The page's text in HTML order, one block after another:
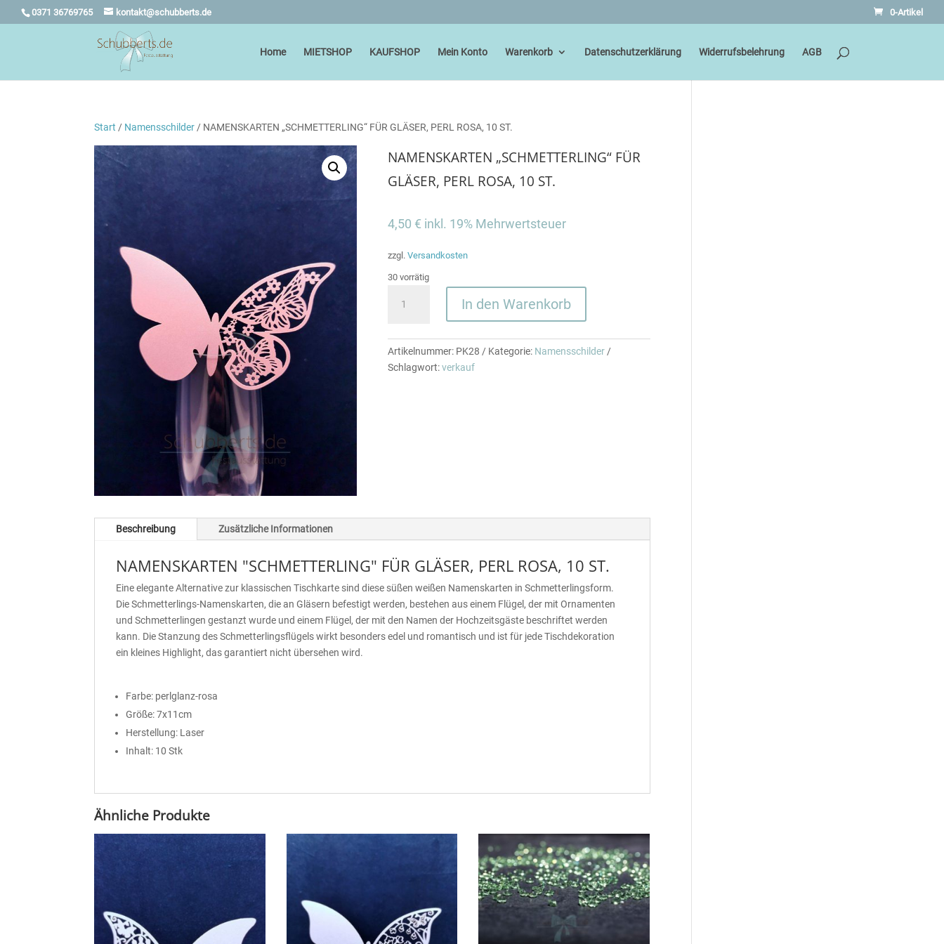
0371 36769765 kontakt@schubberts.de 0-Artikel
Home MIETSHOP KAUFSHOP Mein Konto Warenkorb Datenschutzerklärung Widerrufsbelehrung AGB
Start / Namensschilder / NAMENSKARTEN „SCHMETTERLING“ FÜR GLÄSER, PERL ROSA, 10 ST.
NAMENSKARTEN „SCHMETTERLING“ FÜR
GLÄSER, PERL ROSA, 10 ST.
4,50 € inkl. 19% Mehrwertsteuer
zzgl. Versandkosten
30 vorrätig
NAMENSKARTEN
"SCHMETTERLING"
GLÄSER,
PERL
ROSA,
In den Warenkorb
Artikelnummer: PK28 Kategorie: Namensschilder
Schlagwort:verkauf
Beschreibung Zusätzliche Informationen
NAMENSKARTEN "SCHMETTERLING" FÜR GLÄSER, PERL ROSA, 10 ST.
Eine elegante Alternative zur klassischen Tischkarte sind diese süßen weißen Namenskarten in Schmetterlingsform.
Die Schmetterlings-Namenskarten, die an Gläsern befestigt werden, bestehen aus einem Flügel, der mit Ornamenten
und Schmetterlingen gestanzt wurde und einem Flügel, der mit den Namen der Hochzeitsgäste beschriftet werden
kann. Die Stanzung des Schmetterlingsflügels wirkt besonders edel und romantisch und ist für jede Tischdekoration
ein kleines Highlight, das garantiert nicht übersehen wird.
Farbe: perlglanz-rosa
Größe: 7x11cm
Herstellung: Laser
Inhalt: 10 Stk
Ähnliche Produkte